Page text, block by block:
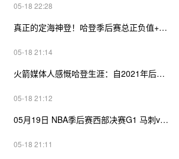
05-18 22:28
真正的定海神登！哈登季后赛总正负值+62、次轮+32，双数据领跑骑士全队
05-18 21:14
火箭媒体人感慨哈登生涯：自2021年后，终于体验躺赢晋级滋味
05-18 21:12
05月19日 NBA季后赛西部决赛G1 马刺vs雷霆直播前瞻分析
05-18 21:11